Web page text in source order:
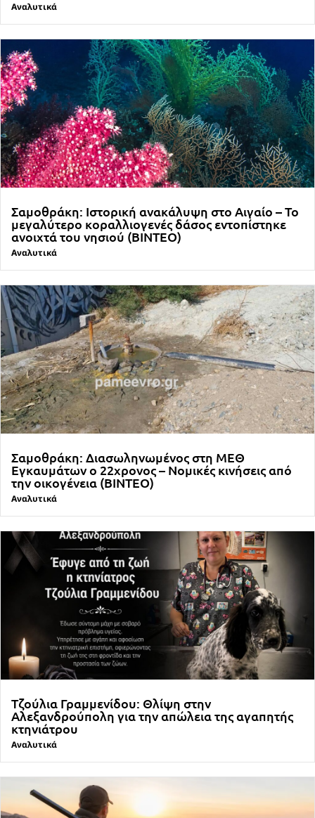
Αναλυτικά
Σαμοθράκη: Ιστορική ανακάλυψη στο Αιγαίο – Το
μεγαλύτερο κοραλλιογενές δάσος εντοπίστηκε
ανοιχτά του νησιού (ΒΙΝΤΕΟ)
Αναλυτικά
Σαμοθράκη: Διασωληνωμένος στη ΜΕΘ
Εγκαυμάτων ο 22χρονος – Νομικές κινήσεις από
την οικογένεια (ΒΙΝΤΕΟ)
Αναλυτικά
Τζούλια Γραμμενίδου: Θλίψη στην
Αλεξανδρούπολη για την απώλεια της αγαπητής
κτηνιάτρου
Αναλυτικά